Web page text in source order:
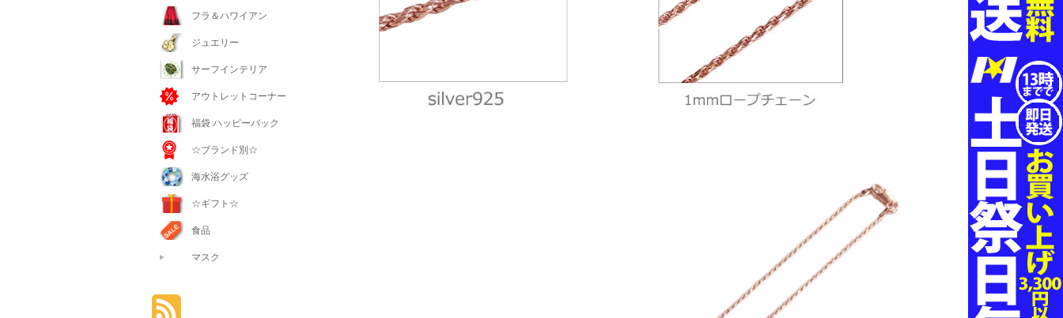
フラ＆ハワイアン
ジュエリー
サーフインテリア
アウトレットコーナー
福袋 ハッピーバック
☆ブランド別☆
海水浴グッズ
☆ギフト☆
食品
マスク